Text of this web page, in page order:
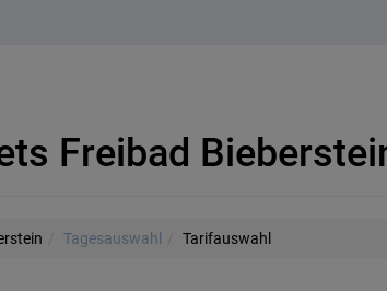
Freibad
Tagesauswahl Tarifauswahl